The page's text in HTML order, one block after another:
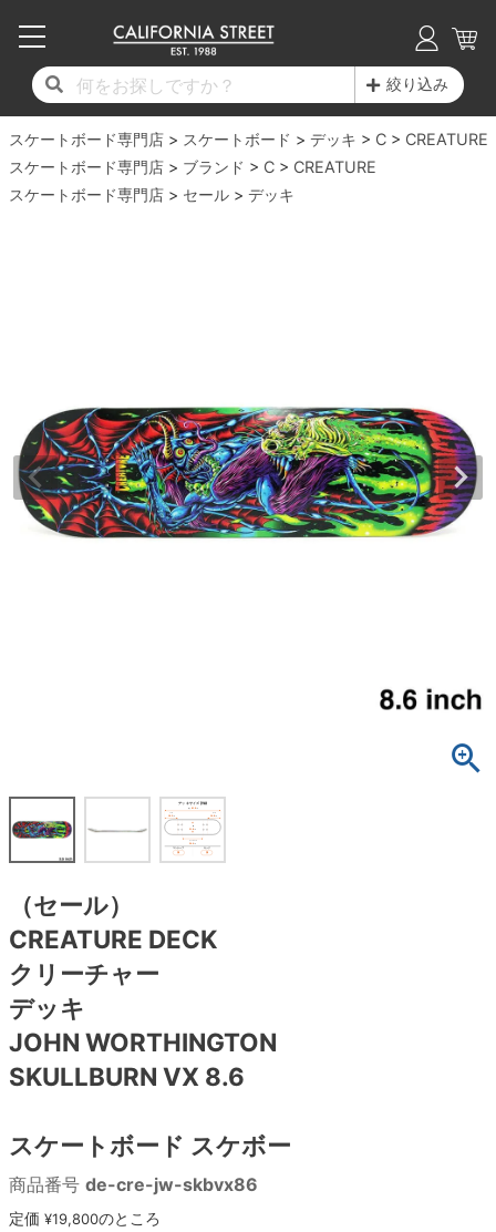
絞り込み
スケートボード専門店 スケートボード デッキ C
CREATURE
スケートボード専門店
ブランド C
CREATURE
スケートボード専門店
セール デッキ
（セール）
CREATURE DECK
クリーチャー
デッキ
JOHN WORTHINGTON
SKULLBURN VX 8.6
スケートボード スケボー
商品番号 de-cre-jw-skbvx86
定価 ¥19,800のところ
17時までのご注文は当日発送！
11,000円以上で送料無料！
毎月1日はポイント5倍！10日と20日は3倍！
コンプリートセット（完成品）
17時までのご注文は当日発送！
11,000円以上で送料無料！
毎月1日はポイント5倍！10日と20日は3倍！
デッキ新着一覧
子供用デッキ
7.0inch以下
7.2inch
7.7inch
7.8inch
7.9inch
8.4inch
8.6inch
8.7inch
8.8inch
9.0inch以上
シェイプデッキ
17時までのご注文は当日発送！
11,000円以上で送料無料！
毎月1日はポイント5倍！10日と20日は3倍！
トラック新着一覧
7.0inch以下
7.2inch
7.3inch
7.8inch
7.9inch
8.0inch
8.5inch
8.7inch
8.8inch
8.9inch
17時までのご注文は当日発送！
11,000円以上で送料無料！
毎月1日はポイント5倍！10日と20日は3倍！
ウィール新着一覧
50mm
51mm
52mm
56mm
57mm
58mm
64mm
70mm
72mm
75mm
ボーンズ XF（エックスフォーミュラ）
ボーンズ STF（エスティーエフ）
ベアリング
デッキテープ
ボルト
スケートケース・バッグ
17時までのご注文は当日発送！
11,000円以上で送料無料！
毎月1日はポイント5倍！10日と20日は3倍！
シューズ新着一覧
20cm
21cm
22cm
24cm
24.5cm
25cm
27.5cm
28.5cm
29cm
29.5cm
インソール
シューレース・その他
17時までのご注文は当日発送！
11,000円以上で送料無料！
毎月1日はポイント5倍！10日と20日は3倍！
Tシャツ
トレーナー・セーター
パンツ
ショーツ
ソックス
サイズの測り方
17時までのご注文は当日発送！
11,000円以上で送料無料！
毎月1日はポイント5倍！10日と20日は3倍！
最新ブログ一覧
17時までのご注文は当日発送！
11,000円以上で送料無料！
毎月1日はポイント5倍！10日と20日は3倍！
初心者の方へ
ブランド紹介
INFO
スケートパーク情報
17時までのご注文は当日発送！
11,000円以上で送料無料！
毎月1日はポイント5倍！10日と20日は3倍！
店舗情報
求人情報
プライバシーポリシー
特定商取引法に基づく表記